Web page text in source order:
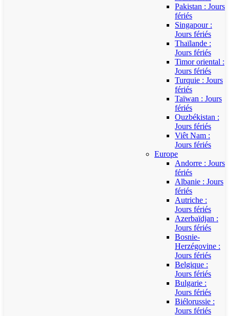
Pakistan : Jours
fériés
Singapour :
Jours fériés
Thaïlande :
Jours fériés
Timor oriental :
Jours fériés
Turquie : Jours
fériés
Taïwan : Jours
fériés
Ouzbékistan :
Jours fériés
Viêt Nam :
Jours fériés
Europe
Andorre : Jours
fériés
Albanie : Jours
fériés
Autriche :
Jours fériés
Azerbaïdjan :
Jours fériés
Bosnie-
Herzégovine :
Jours fériés
Belgique :
Jours fériés
Bulgarie :
Jours fériés
Biélorussie :
Jours fériés